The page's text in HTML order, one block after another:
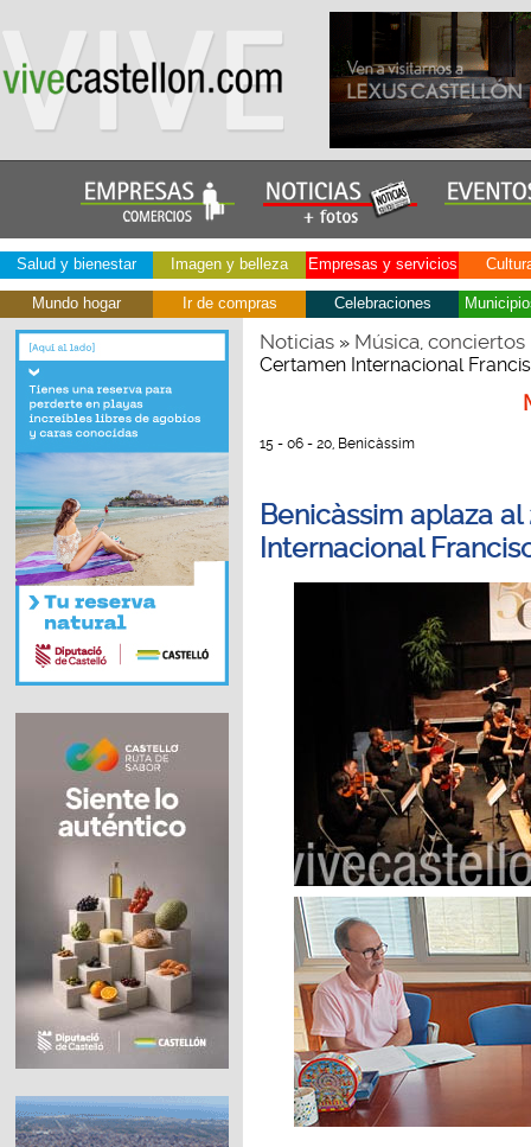
Salud y bienestar Imagen y belleza Empresas y servicios
Mundo hogar Ir de compras Celebraciones
Noticias» Música, conciertos
Certamen Internacional
15 - 06 - 20, Benicàssim
Benicàssim aplaza
Internacional